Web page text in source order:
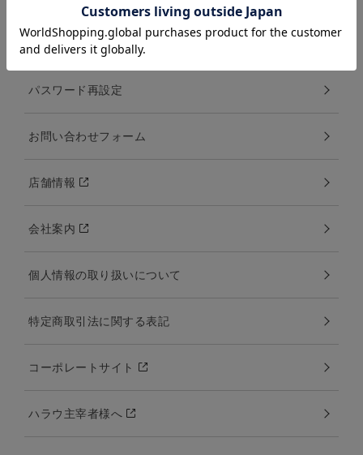
ECサイト説明動画
パスワード再設定
お問い合わせフォーム
店舗情報
会社案内
個人情報の取り扱いについて
特定商取引法に関する表記
コーポレートサイト
ハラウ主宰者様へ